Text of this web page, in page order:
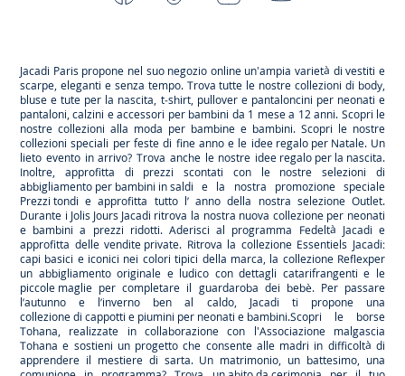
Jacadi Paris propone nel suo negozio online un'ampia varietà di vestiti e
scarpe, eleganti e senza tempo. Trova tutte le nostre collezioni di body,
bluse e tute per la nascita, t-shirt, pullover e pantaloncini per neonati e
pantaloni, calzini e accessori per bambini da 1 mese a 12 anni. Scopri le
nostre collezioni alla moda per bambine e bambini. Scopri le nostre
collezioni speciali per feste di fine anno e le idee regalo per Natale. Un
lieto evento in arrivo? Trova anche le nostre idee regalo per la nascita.
Inoltre, approfitta di prezzi scontati con le nostre selezioni di
abbigliamento per bambini in saldi e la nostra promozione speciale
Prezzi tondi e approfitta tutto l’ anno della nostra selezione Outlet.
Durante i Jolis Jours Jacadi ritrova la nostra nuova collezione per neonati
e bambini a prezzi ridotti. Aderisci al programma Fedeltà Jacadi e
approfitta dellevendite private. Ritrova la collezione Essentiels Jacadi:
capi basici e iconici nei colori tipici della marca, la collezione Reflexper
un abbigliamento originale e ludico con dettagli catarifrangenti e le
piccole maglie per completare il guardaroba dei bebè. Per passare
l’autunno e l’inverno ben al caldo, Jacadi ti propone una
collezione di cappotti e piumini per neonati e bambini.Scopri le borse
Tohana, realizzate in collaborazione con l'Associazione malgascia
Tohana e sostieni un progetto che consente alle madri in difficoltà di
apprendere il mestiere di sarta. Un matrimonio, un battesimo, una